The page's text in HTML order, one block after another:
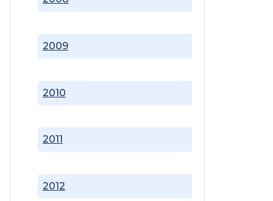
2009
2010
2011
2012